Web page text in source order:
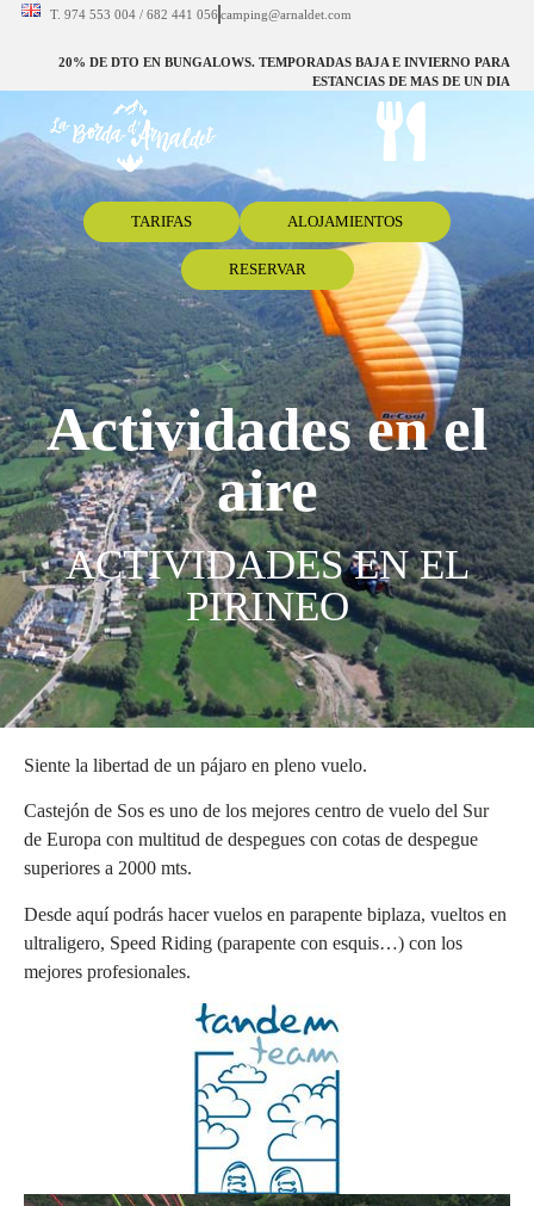
T. 974 553 004 / 682 441 056 camping@arnaldet.com
20% DE DTO EN BUNGALOWS. TEMPORADAS BAJA E INVIERNO PARA
ESTANCIAS DE MAS DE UN DIA
TARIFAS ALOJAMIENTOS
RESERVAR
Actividades en el
aire
ACTIVIDADES EN EL
PIRINEO
Siente la libertad de un pájaro en pleno vuelo.
Castejón de Sos es uno de los mejores centro de vuelo del Sur
de Europa con multitud de despegues con cotas de despegue
superiores a 2000 mts.
Desde aquí podrás hacer vuelos en parapente biplaza, vueltos en
ultraligero, Speed Riding (parapente con esquis…) con los
mejores profesionales.